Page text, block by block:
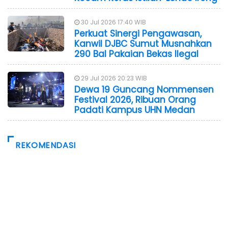
30 Jul 2026 17:40 WIB
Perkuat Sinergi Pengawasan,
Kanwil DJBC Sumut Musnahkan
290 Bal Pakaian Bekas Ilegal
29 Jul 2026 20:23 WIB
Dewa 19 Guncang Nommensen
Festival 2026, Ribuan Orang
Padati Kampus UHN Medan
REKOMENDASI